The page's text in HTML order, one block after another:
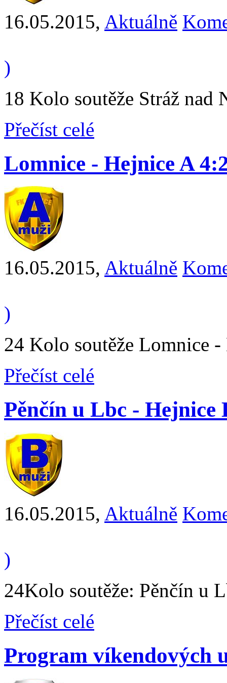
16.05.2015, Aktuálně
)
18 Kolo soutěže Stráž
Přečíst celé
Lomnice - Hejnice A
16.05.2015, Aktuálně
)
24 Kolo soutěže Lomnice
Přečíst celé
Pěnčín u Lbc - Hejnice
16.05.2015, Aktuálně
)
24Kolo soutěže: Pěnčín u
Přečíst celé
Program víkendových